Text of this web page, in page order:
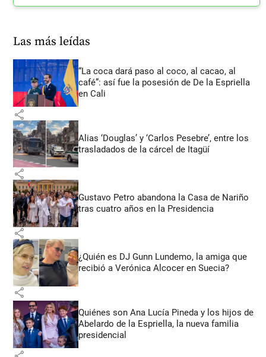
Las más leídas
“La coca dará paso al coco, al cacao, al
café”: así fue la posesión de De la Espriella
en Cali
share
Alias ‘Douglas’ y ‘Carlos Pesebre’, entre los
trasladados de la cárcel de Itagüí
share
Gustavo Petro abandona la Casa de Nariño
tras cuatro años en la Presidencia
share
¿Quién es DJ Gunn Lundemo, la amiga que
recibió a Verónica Alcocer en Suecia?
share
Quiénes son Ana Lucía Pineda y los hijos de
Abelardo de la Espriella, la nueva familia
presidencial